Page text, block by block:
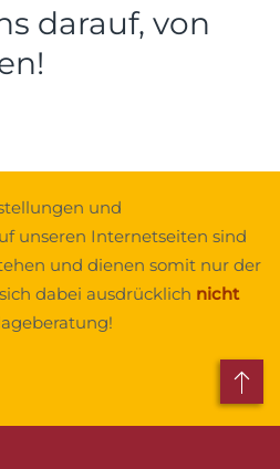
darauf, von
und
unseren Internetseiten sind
und dienen somit nur der
dabei ausdrücklich nicht